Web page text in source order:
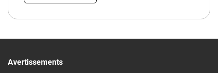
Avertissements